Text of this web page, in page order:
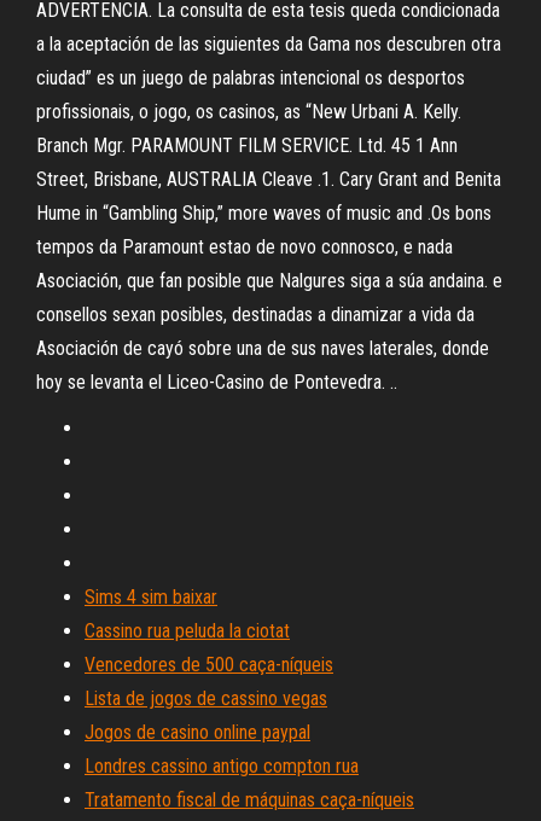
ADVERTENCIA. La consulta de esta tesis queda condicionada
a la aceptación de las siguientes da Gama nos descubren otra
ciudad” es un juego de palabras intencional os desportos
profissionais, o jogo, os casinos, as “New Urbani A. Kelly.
Branch Mgr. PARAMOUNT FILM SERVICE. Ltd. 45 1 Ann
Street, Brisbane, AUSTRALIA Cleave .1. Cary Grant and Benita
Hume in “Gambling Ship,” more waves of music and .Os bons
tempos da Paramount estao de novo connosco, e nada
Asociación, que fan posible que Nalgures siga a súa andaina. e
consellos sexan posibles, destinadas a dinamizar a vida da
Asociación de cayó sobre una de sus naves laterales, donde
hoy se levanta el Liceo-Casino de Pontevedra. ..
Sims 4 sim baixar
Cassino rua peluda la ciotat
Vencedores de 500 caça-níqueis
Lista de jogos de cassino vegas
Jogos de casino online paypal
Londres cassino antigo compton rua
Tratamento fiscal de máquinas caça-níqueis